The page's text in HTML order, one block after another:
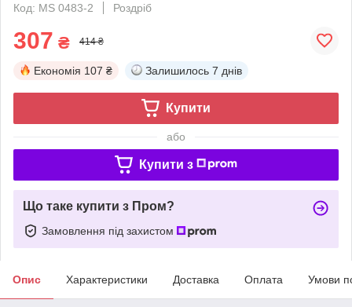
Код: MS 0483-2
Роздріб
307 ₴ 414 ₴
Економія 107 ₴ Залишилось 7 днів
Купити
або
Купити з
Що таке купити з Пром?
Замовлення під захистом
Опис Характеристики Доставка Оплата Умови